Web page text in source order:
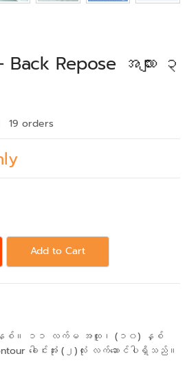
Repose အလျား ၃
19 orders
Add to Cart
ာစနစ်။ ၁၁ လက်မ အထူ၊ (၁၀) နှစ်
ခေါင်းအုံး (၂)လုံး လက်ဆောင်ပါရှိသည်။